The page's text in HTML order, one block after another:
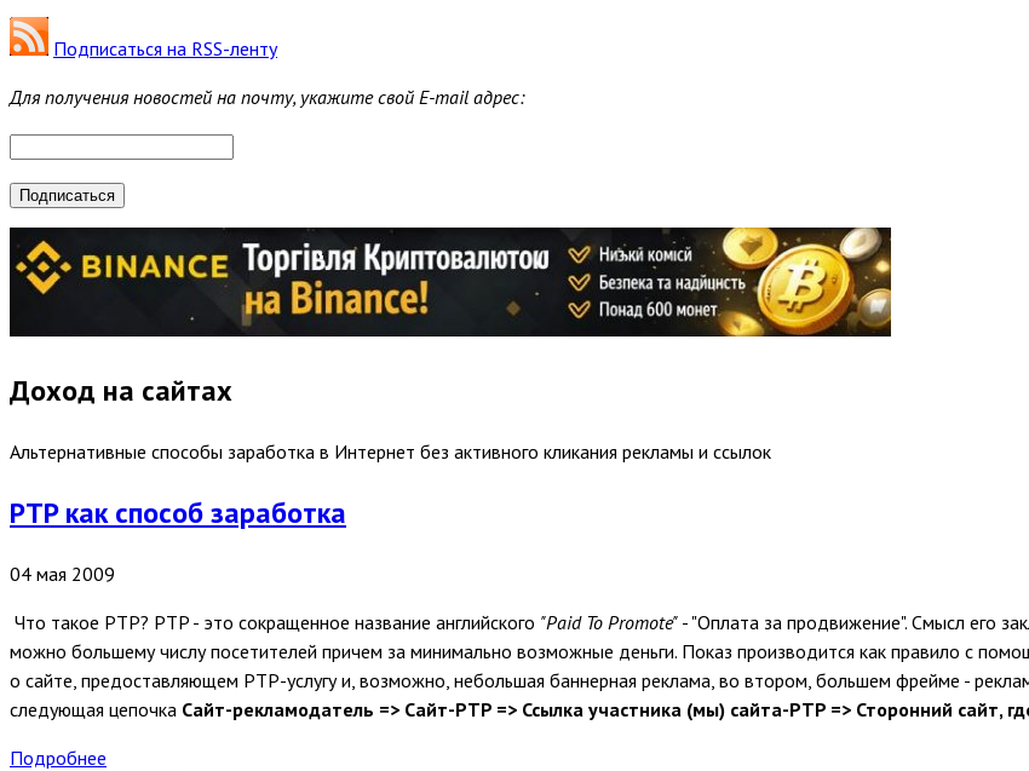
Подписаться на RSS-ленту
Для получения новостей на почту, укажите свой E-mail адрес:
Доход на сайтах
Альтернативные способы заработка в Интернет без активного кликания рекламы и ссылок
PTP как способ заработка
04 мая 2009
Что такое PTP? PTP - это сокращенное название английского "Paid To Promote" - "Оплата за продвижение". Смысл его
можно большему числу посетителей причем за минимально возможные деньги. Показ производится как правило с
о сайте, предоставляющем PTP-услугу и, возможно, небольшая баннерная реклама, во втором, большем фрейме -
следующая цепочка Сайт-рекламодатель => Сайт-PTP => Ссылка участника (мы) сайта-PTP => Сторонний сайт,
Подробнее